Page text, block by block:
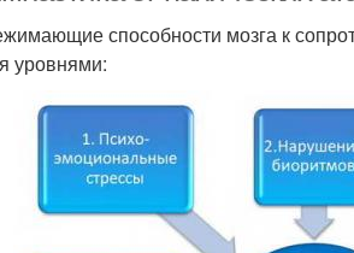
способности мозга к
уровнями: